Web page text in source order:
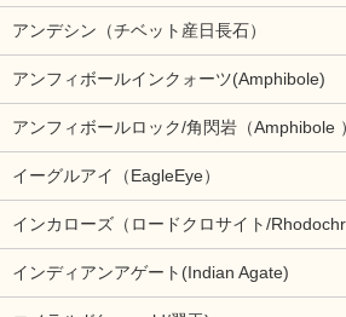
アンデシン（チベット産日長石）
アンフィボールインクォーツ(Amphibole)
アンフィボールロック/角閃岩（Amphibole ）
イーグルアイ（EagleEye）
インカローズ（ロードクロサイト/
インディアンアゲート(Indian Agate)